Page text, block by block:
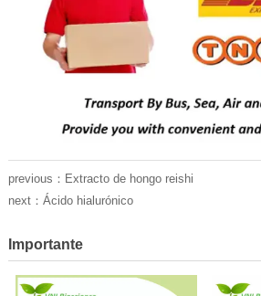
previous： Extracto de hongo reishi
next： Ácido hialurónico
Importante